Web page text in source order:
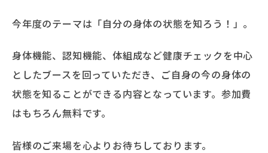
今年度のテーマは「自分の身体の状態を知ろう！」。
身体機能、認知機能、体組成など健康チェックを中心
としたブースを回っていただき、ご自身の今の身体の
状態を知ることができる内容となっています。参加費
はもちろん無料です。
皆様のご来場を心よりお待ちしております。